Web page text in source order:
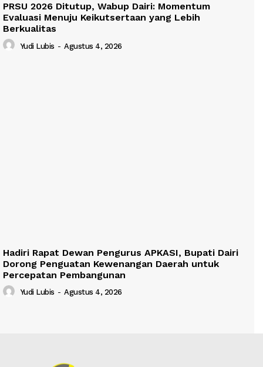
PRSU 2026 Ditutup, Wabup Dairi: Momentum
Evaluasi Menuju Keikutsertaan yang Lebih
Berkualitas
Yudi Lubis - Agustus 4, 2026
Hadiri Rapat Dewan Pengurus APKASI, Bupati Dairi
Dorong Penguatan Kewenangan Daerah untuk
Percepatan Pembangunan
Yudi Lubis - Agustus 4, 2026